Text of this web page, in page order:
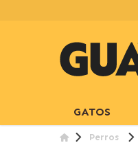
GATOS
Perros